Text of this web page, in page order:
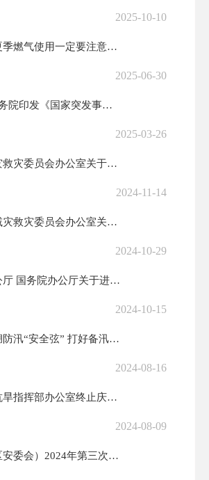
2025-10-10
突发燃爆！夏季燃气使用一定要注意这几点！
2025-06-30
中共中央 国务院印发《国家突发事件总体应急预案》
2025-03-26
国家防灾减灾救灾委员会办公室关于进一步强化救灾物资管理工作的通知
2024-11-14
《国家防灾减灾救灾委员会办公室关于进一步加强应急抢险救灾物资保障体系...
2024-10-29
中共中央办公厅 国务院办公厅关于进一步提升基层应急管理能力的意见
2024-10-15
宁远镇：紧绷防汛“安全弦” 打好备汛“主动仗”
2024-08-16
甘肃省防汛抗旱指挥部办公室终止庆阳等6市省级防汛抗洪四级应急响应
2024-08-09
区应急委（区安委会）2024年第三次全体（扩大）会议召开